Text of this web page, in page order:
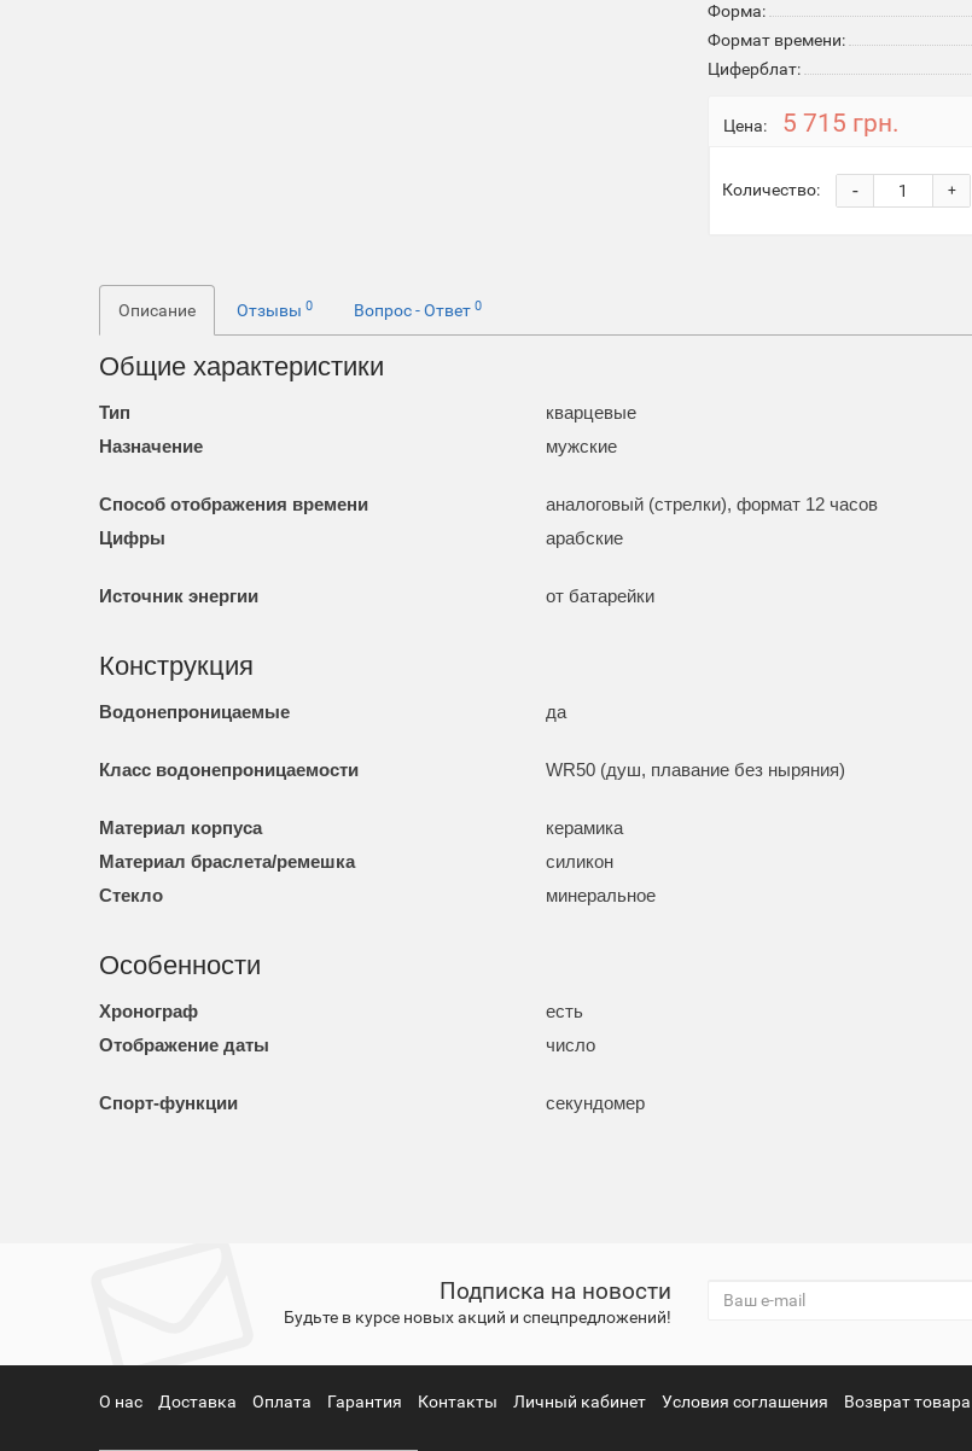
Форма:
Формат времени:
Циферблат:
Цена: 5 715 грн.
Количество: +
-
Описание Отзывы0 Вопрос - Ответ0
Общие характеристики
Тип
кварцевые
Назначение
мужские
Способ отображения времени
аналоговый (стрелки), формат 12 часов
Цифры
арабские
Источник энергии от батарейки
Конструкция
Водонепроницаемые да
Класс водонепроницаемости WR50 (душ, плавание без ныряния)
Материал корпуса
керамика
Материал браслета/ремешка
силикон
Стекло
минеральное
Особенности
Хронограф
есть
Отображение даты
число
Спорт-функции секундомер
Подписка на новости
Будьте в курсе новых акций и спецпредложений!
О нас Доставка Оплата Гарантия Контакты Личный кабинет Условия соглашения Возврат товара